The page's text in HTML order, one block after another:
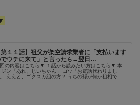
第１１話】祖父が架空請求業者に「支払います
でウチに来て」と言ったら→翌日…
の内容はこちら▼ １話から読みたい方はこちら▼ 本
ジン「あれ、じいちゃん」 ゴウ「お電話代わりまし
ええと、ゴクスカ組の方？ うちの孫が何か粗相で